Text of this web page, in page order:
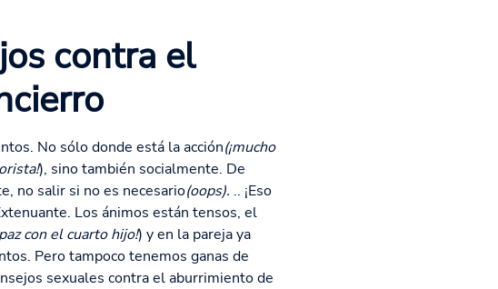
contra el
No sólo donde está la acción(¡mucho
), sino también socialmente. De
no salir si no es necesario(oops). .. ¡Eso
Los ánimos están tensos, el
con el cuarto hijo!) y en la pareja ya
Pero tampoco tenemos ganas de
sexuales contra el aburrimiento de